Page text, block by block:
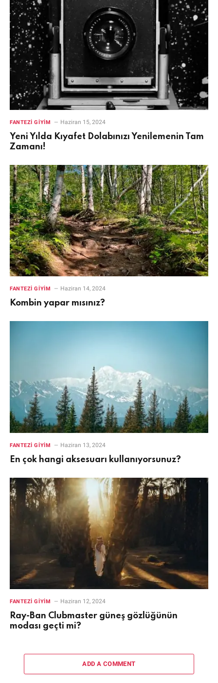
FANTEZI GIYIM Haziran 15, 2024
Yeni Yılda Kıyafet Dolabınızı Yenilemenin Tam
Zamanı!
FANTEZI GIYIM Haziran 14, 2024
Kombin yapar mısınız?
FANTEZI GIYIM Haziran 13, 2024
En çok hangi aksesuarı kullanıyorsunuz?
FANTEZI GIYIM Haziran 12, 2024
Ray-Ban Clubmaster güneş gözlüğünün
modası geçti mi?
ADD A COMMENT